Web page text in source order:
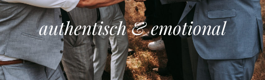
authentisch & emotional